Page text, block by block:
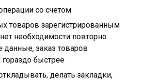
со счетом
товаров зарегистрированным
необходимости повторно
данные, заказ товаров
гораздо быстрее
делать закладки,